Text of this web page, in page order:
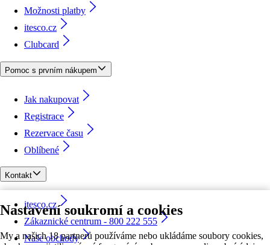
Nastavení soukromí a cookies
My a našich 18 partnerů používáme nebo ukládáme soubory cookies,
Možnosti platby
itesco.cz
Clubcard
Pomoc s prvním nákupem
Jak nakupovat
Registrace
Rezervace času
Oblíbené
Kontakt
itesco.cz
Zákaznické centrum - 800 222 555
Naše obchody